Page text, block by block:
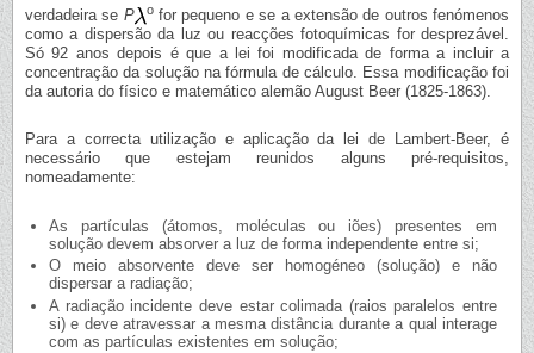
verdadeira se P ofor pequeno e se a extensão de outros fenómenos
como a dispersão da luz ou reacções fotoquímicas for desprezável.
Só 92 anos depois é que a lei foi modificada de forma a incluir a
concentração da solução na fórmula de cálculo. Essa modificação foi
da autoria do físico e matemático alemão August Beer (1825-1863).
Para a correcta utilização e aplicação da lei de Lambert-Beer, é
necessário que estejam reunidos alguns pré-requisitos,
nomeadamente:
As partículas (átomos, moléculas ou iões) presentes em
solução devem absorver a luz de forma independente entre si;
O meio absorvente deve ser homogéneo (solução) e não
dispersar a radiação;
A radiação incidente deve estar colimada (raios paralelos entre
si) e deve atravessar a mesma distância durante a qual interage
com as partículas existentes em solução;